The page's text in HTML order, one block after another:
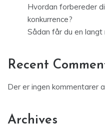
Hvordan forbereder
konkurrence?
Sådan får du en
Recent
Der er ingen kommentarer
Archives